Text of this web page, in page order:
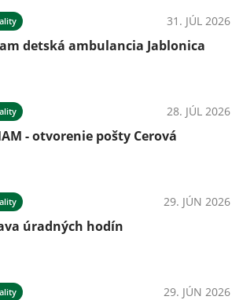
31. JÚL 2026
detská ambulancia Jablonica
28. JÚL 2026
- otvorenie pošty Cerová
29. JÚN 2026
úradných hodín
29. JÚN 2026